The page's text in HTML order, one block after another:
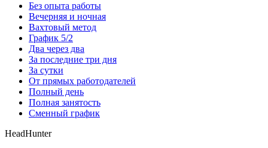
Без опыта работы
Вечерняя и ночная
Вахтовый метод
График 5/2
Два через два
За последние три дня
За сутки
От прямых работодателей
Полный день
Полная занятость
Сменный график
HeadHunter